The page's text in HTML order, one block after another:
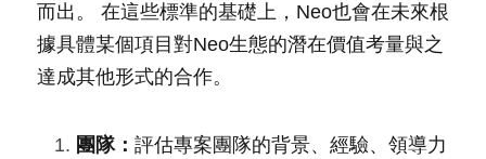
而出。 在這些標準的基礎上，Neo也會在未來根
據具體某個項目對Neo生態的潛在價值考量與之
達成其他形式的合作。
團隊： 評估專案團隊的背景、經驗、領導力